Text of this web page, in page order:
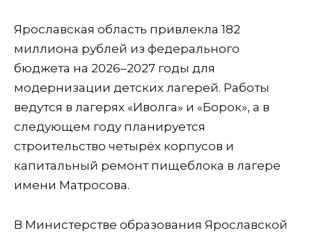
Ярославская область привлекла 182
миллиона рублей из федерального
бюджета на 2026–2027 годы для
модернизации детских лагерей. Работы
ведутся в лагерях «Иволга» и «Борок», а в
следующем году планируется
строительство четырёх корпусов и
капитальный ремонт пищеблока в лагере
имени Матросова.
В Министерстве образования Ярославской